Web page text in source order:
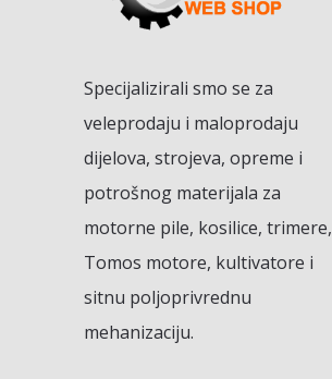
Specijalizirali smo se za
veleprodaju i maloprodaju
dijelova, strojeva, opreme i
potrošnog materijala za
motorne pile, kosilice, trimere,
Tomos motore, kultivatore i
sitnu poljoprivrednu
mehanizaciju.